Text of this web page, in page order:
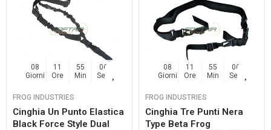
08
Giorni
11
Ore
55
Min
06
Sec
FROG INDUSTRIES
Cinghia Un Punto Elastica
Black Force Style Dual
08
Giorni
11
Ore
55
Min
06
Sec
FROG INDUSTRIES
Cinghia Tre Punti Nera
Type Beta Frog